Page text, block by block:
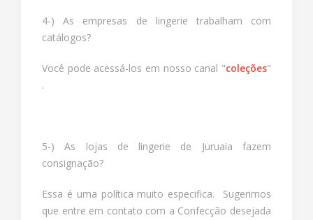
4-) As empresas de lingerie trabalham com
catálogos?
Você pode acessá-los em nosso canal "coleções"
.
5-) As lojas de lingerie de Juruaia fazem
consignação?
Essa é uma política muito especifica. Sugerimos
que entre em contato com a Confecção desejada